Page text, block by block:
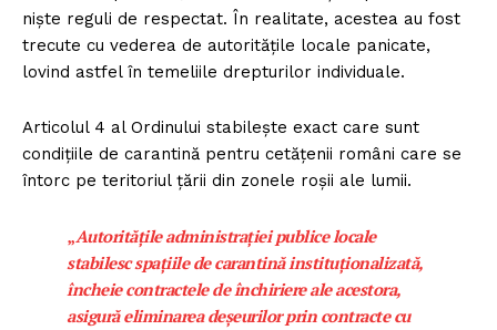
niște reguli de respectat. În realitate, acestea au fost
trecute cu vederea de autoritățile locale panicate,
lovind astfel în temeliile drepturilor individuale.
Articolul 4 al Ordinului stabilește exact care sunt
condițiile de carantină pentru cetățenii români care se
întorc pe teritoriul țării din zonele roșii ale lumii.
„Autoritățile administrației publice locale
stabilesc spațiile de carantină instituționalizată,
încheie contractele de închiriere ale acestora,
asigură eliminarea deșeurilor prin contracte cu